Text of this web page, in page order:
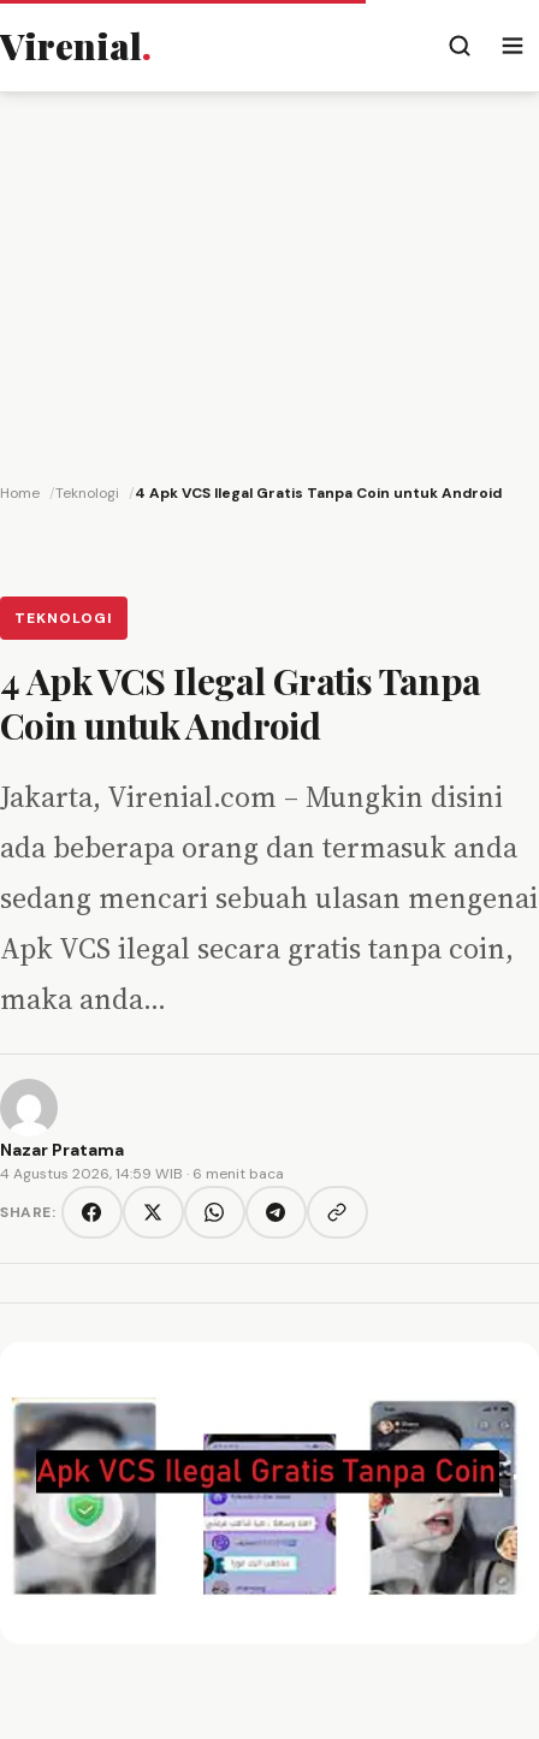
Virenial.
Home Teknologi 4 Apk VCS Ilegal Gratis Tanpa Coin untuk Android
TEKNOLOGI
4 Apk VCS Ilegal Gratis Tanpa
Coin untuk Android
Jakarta, Virenial.com – Mungkin disini
ada beberapa orang dan termasuk anda
sedang mencari sebuah ulasan mengenai
Apk VCS ilegal secara gratis tanpa coin,
maka anda…
Nazar Pratama
4 Agustus 2026, 14:59 WIB · 6 menit baca
SHARE:
FacebookTwitter/XWhatsAppTelegramCopy link